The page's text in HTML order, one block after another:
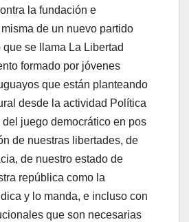
la fundación e
de un nuevo partido
que se llama La Libertad
formado por jóvenes
que están planteando
desde la actividad Política
del juego democrático en pos
de nuestras libertades, de
de nuestro estado de
república como la
y lo manda, e incluso con
que son necesarias